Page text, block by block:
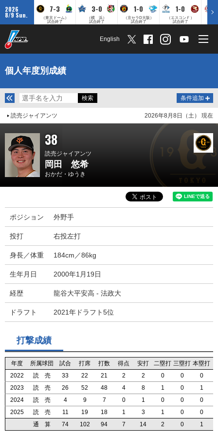
2026
8/9 Sun.
7-3
（東京ドーム）
試合終了
3-0
（横 浜）
試合終了
1-0
（京セラD大阪）
試合終了
1-0
（エスコンＦ）
試合終了
English
個人年度別成績
条件追加
読売ジャイアンツ 2026年8月8日（土） 現在
38
読売ジャイアンツ
岡田 悠希
おかだ・ゆうき
ポジション 外野手
投打 右投左打
身長／体重 184cm／86kg
生年月日 2000年1月19日
経歴 龍谷大平安高 - 法政大
ドラフト 2021年ドラフト5位
打撃成績
年度 所属球団 試合 打席 打数 得点 安打 二塁打 三塁打 本塁打
2022
読 売 33 22 21 2 2 0 0
0
2023
読 売 26 52 48 4 8 1 0 1
2024
読 売 4 9 7 0 1 0 0
0
2025
読 売 11 19 18 1 3 1 0
0
通 算
74 102 94 7 14 2 0 1
年度 所属球団 試合 打席 打数 得点 安打 二塁打 三塁打 本塁打
2022
読 売 33 22 21 2 2 0 0
0
2023
読 売 26 52 48 4 8 1 0 1
2024
読 売 4 9 7 0 1 0 0
0
2025
読 売 11 19 18 1 3 1 0
0
通 算
74 102 94 7 14 2 0 1
年度 所属球団 試合 打席 打数 得点 安打 二塁打 三塁打 本塁打
2022
読 売 33 22 21 2 2 0 0
0
2023
読 売 26 52 48 4 8 1 0 1
2024
読 売 4 9 7 0 1 0 0
0
2025
読 売 11 19 18 1 3 1 0
0
通 算
74 102 94 7 14 2 0 1
年度 所属球団 試合 打席 打数 得点 安打 二塁打 三塁打 本塁打
2022
読 売 33 22 21 2 2 0 0
0
2023
読 売 26 52 48 4 8 1 0 1
2024
読 売 4 9 7 0 1 0 0
0
2025
読 売 11 19 18 1 3 1 0
0
通 算
74 102 94 7 14 2 0 1